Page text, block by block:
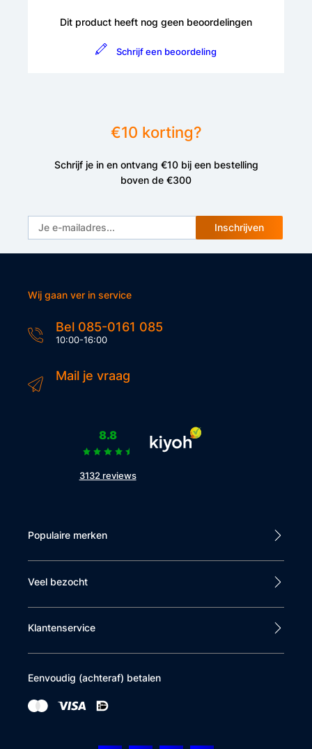
Dit product heeft nog geen beoordelingen
Schrijf een beoordeling
€10 korting?
Schrijf je in en ontvang €10 bij een bestelling
boven de €300
Inschrijven
Wij gaan ver in service
Bel 085-0161 085
10:00-16:00
Mail je vraag
8.8
3132 reviews
Populaire merken
Veel bezocht
Klantenservice
Eenvoudig (achteraf) betalen